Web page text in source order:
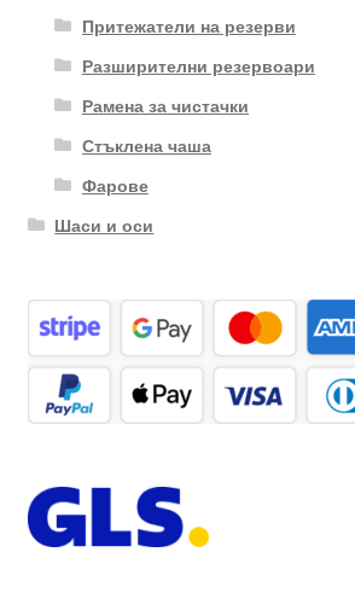
Притежатели на резерви
Разширителни резервоари
Рамена за чистачки
Стъклена чаша
Фарове
Шаси и оси